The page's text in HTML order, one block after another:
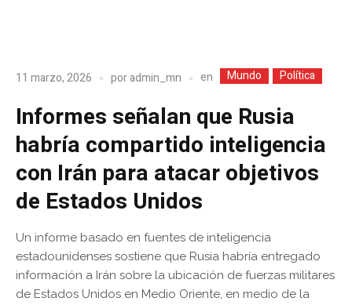
11 marzo, 2026 poradmin_mn en Mundo Política
Informes señalan que Rusia
habría compartido inteligencia
con Irán para atacar objetivos
de Estados Unidos
Un informe basado en fuentes de inteligencia
estadounidenses sostiene que Rusia habría entregado
información a Irán sobre la ubicación de fuerzas militares
de Estados Unidos en Medio Oriente, en medio de la